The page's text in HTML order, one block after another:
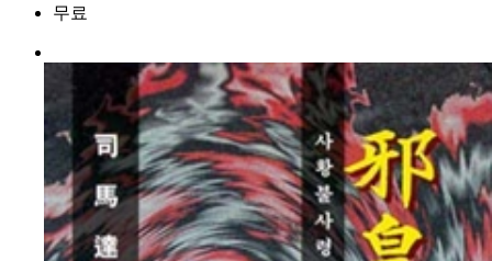
무료